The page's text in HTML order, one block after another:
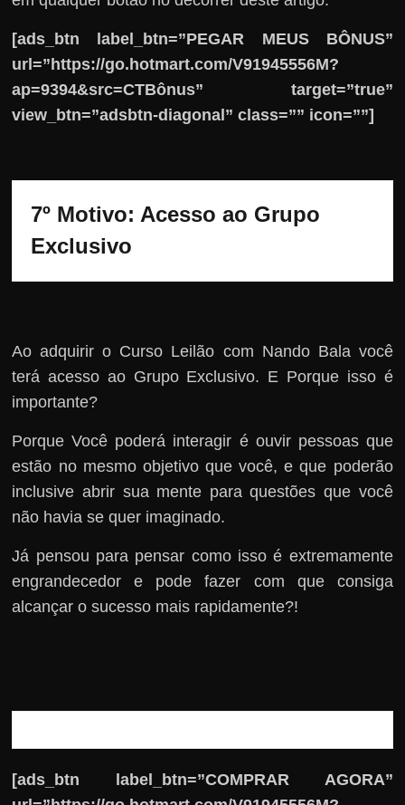
[ads_btn label_btn=”PEGAR MEUS BÔNUS”
url=”https://go.hotmart.com/V91945556M?
ap=9394&src=CTBônus” target=”true”
view_btn=”adsbtn-diagonal” class=”” icon=””]
7º Motivo: Acesso ao Grupo
Exclusivo
Ao adquirir o Curso Leilão com Nando Bala você
terá acesso ao Grupo Exclusivo. E Porque isso é
importante?
Porque Você poderá interagir é ouvir pessoas que
estão no mesmo objetivo que você, e que poderão
inclusive abrir sua mente para questões que você
não havia se quer imaginado.
Já pensou para pensar como isso é extremamente
engrandecedor e pode fazer com que consiga
alcançar o sucesso mais rapidamente?!
[ads_btn label_btn=”COMPRAR AGORA”